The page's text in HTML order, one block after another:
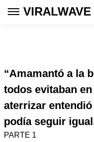
VIRALWAVE
“Amamantó a la
todos evitaban
aterrizar
podía seguir
PARTE 1